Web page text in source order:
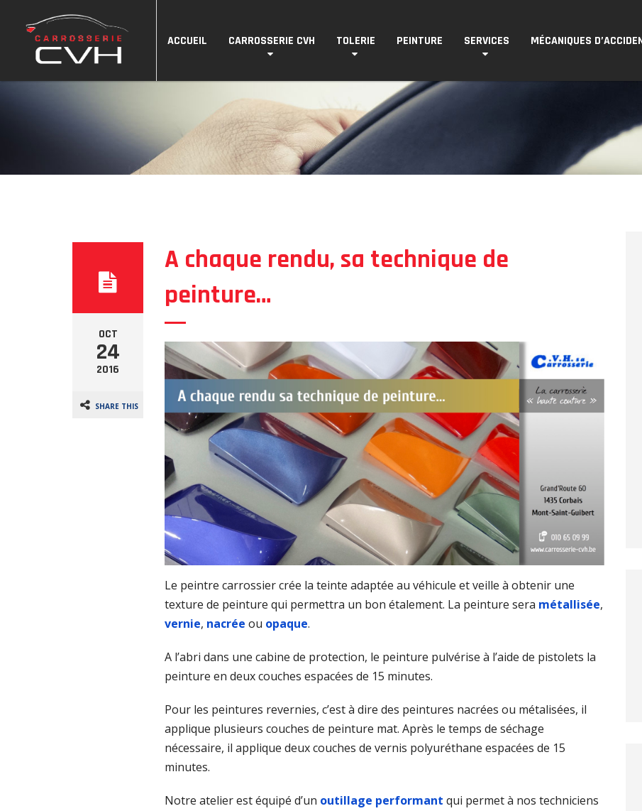
ACCUEIL CARROSSERIE CVH TOLERIE PEINTURE SERVICES MÉCANIQUES
OCT
24
2016
SHARE THIS
A chaque rendu, sa technique de
peinture…
Le peintre carrossier crée la teinte adaptée au véhicule et veille à obtenir une
texture de peinture qui permettra un bon étalement. La peinture sera métallisée,
vernie, nacrée ou opaque.
A l’abri dans une cabine de protection, le peinture pulvérise à l’aide de pistolets la
peinture en deux couches espacées de 15 minutes.
Pour les peintures revernies, c’est à dire des peintures nacrées ou métalisées, il
applique plusieurs couches de peinture mat. Après le temps de séchage
nécessaire, il applique deux couches de vernis polyuréthane espacées de 15
minutes.
Notre atelier est équipé d’un outillage performant qui permet à nos techniciens